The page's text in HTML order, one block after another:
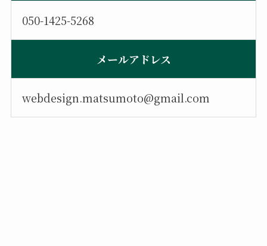
050-1425-5268
メールアドレス
webdesign.matsumoto@gmail.com